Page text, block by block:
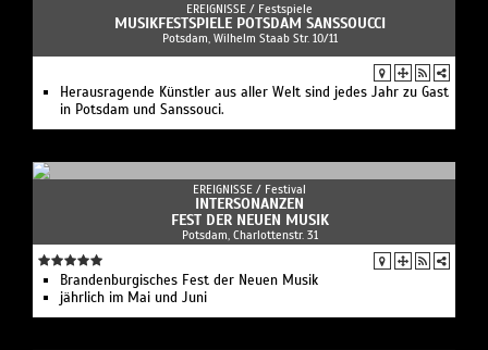
EREIGNISSE / Festspiele
MUSIKFESTSPIELE POTSDAM SANSSOUCCI
Potsdam, Wilhelm Staab Str. 10/11
Herausragende Künstler aus aller Welt sind jedes Jahr zu Gast
in Potsdam und Sanssouci.
EREIGNISSE / Festival
INTERSONANZEN
FEST DER NEUEN MUSIK
Potsdam, Charlottenstr. 31
Brandenburgisches Fest der Neuen Musik
jährlich im Mai und Juni